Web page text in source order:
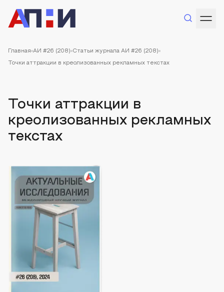
Главная АИ #26 (208) Статьи журнала АИ #26 (208)
Точки аттракции в креолизованных рекламных текстах
Точки аттракции в
креолизованных рекламных
текстах